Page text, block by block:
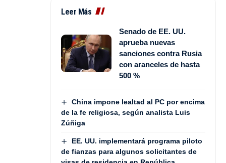
Leer Más
Senado de EE. UU.
aprueba nuevas
sanciones contra Rusia
con aranceles de hasta
500 %
China impone lealtad al PC por encima
de la fe religiosa, según analista Luis
Zúñiga
EE. UU. implementará programa piloto
de fianzas para algunos solicitantes de